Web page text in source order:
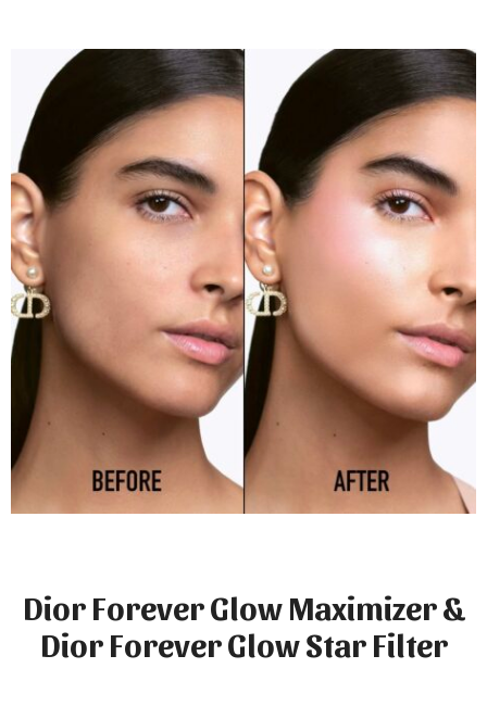
Dior Forever Glow Maximizer &
Dior Forever Glow Star Filter